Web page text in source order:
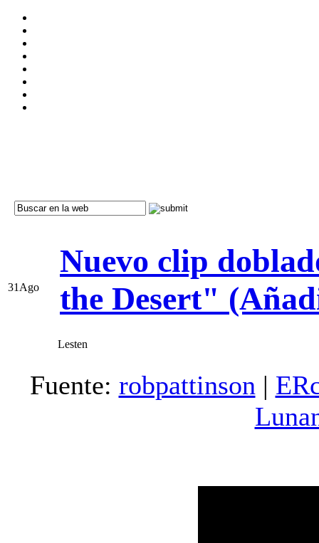
31 Ago
Nuevo clip
the Desert"
Lesten
Fuente: robpattinson |